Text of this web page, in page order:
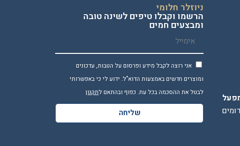
ניוזלר חלומי
הרשמו וקבלו טיפים לשינה טובה
ומבצעים חמים
אני רוצה לקבל מידע ופרסום על הטבות, עדכונים
ומוצרים חדשים באמצעות הדוא"ל. ידוע לי כי באפשרותי
לבטל את ההסכמה בכל עת. כפוף ובהתאם לתקנון
שליחה